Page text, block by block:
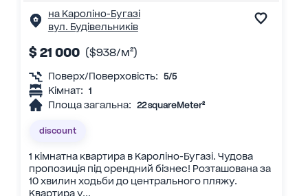
на Кароліно-Бугазі
вул. Будівельників
$ 21 000 ($938/м²)
Поверх/Поверховість: 5/5
Кімнат: 1
Площа загальна: 22 squareMeter²
discount
1 кімнатна квартира в Кароліно-Бугазі. Чудова
пропозиція під орендний бізнес! Розташована за
10 хвилин ходьби до центрального пляжу.
Квартира у...